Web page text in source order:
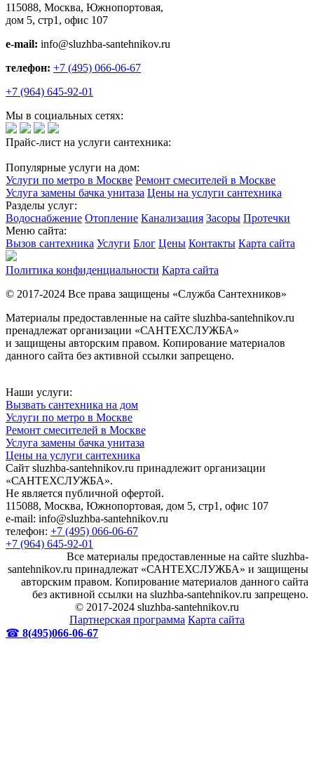
115088, Москва, Южнопортовая,
дом 5, стр1, офис 107
e-mail: info@sluzhba-santehnikov.ru
телефон: +7 (495) 066-06-67
+7 (964) 645-92-01
Мы в социальных сетях:
Прайс-лист на услуги сантехника:
Популярные услуги на дом:
Услуги по метро в Москве Ремонт смесителей в Москве
Услуга замены бачка унитаза Цены на услуги сантехника
Разделы услуг:
Водоснабжение Отопление Канализация Засоры Протечки
Меню сайта:
Вызов сантехника Услуги Блог Цены Контакты Карта сайта
Политика конфиденциальности Карта сайта
© 2017-2024 Все права защищены «Служба Сантехников»
Материалы предоставленные на сайте sluzhba-santehnikov.ru
пренадлежат организации «САНТЕХСЛУЖБА»
и защищены авторским правом. Копирование материалов
данного сайта без активной ссылки запрещено.
Наши услуги:
Вызвать сантехника на дом
Услуги по метро в Москве
Ремонт смесителей в Москве
Услуга замены бачка унитаза
Цены на услуги сантехника
Сайт sluzhba-santehnikov.ru принадлежит организации
«САНТЕХСЛУЖБА».
Не является публичной офертой.
115088, Москва, Южнопортовая, дом 5, стр1, офис 107
e-mail: info@sluzhba-santehnikov.ru
телефон: +7 (495) 066-06-67
+7 (964) 645-92-01
Все материалы предоставленные на сайте sluzhba-
santehnikov.ru принадлежат «САНТЕХСЛУЖБА» и защищены
авторским правом. Копирование материалов данного сайта
без активной ссылки на sluzhba-santehnikov.ru запрещено.
© 2017-2024 sluzhba-santehnikov.ru
Партнерская программа Карта сайта
☎ 8(495)066-06-67